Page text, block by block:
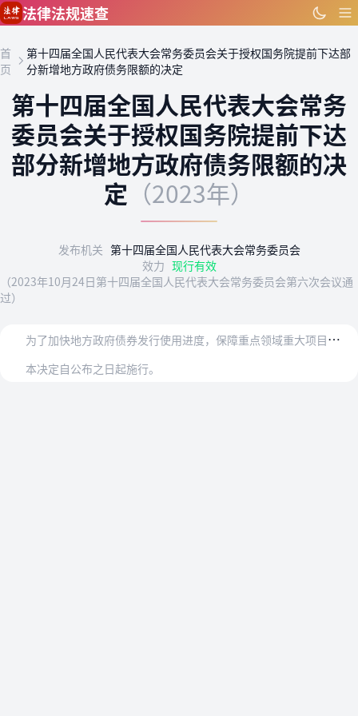
跳到主要内容
法律法规速查
首
页
第十四届全国人民代表大会常务委员会关于授权国务院提前下达部
分新增地方政府债务限额的决定
第十四届全国人民代表大会常务
委员会关于授权国务院提前下达
部分新增地方政府债务限额的决
定 （2023年）
发布机关 第十四届全国人民代表大会常务委员会
效力 现行有效
（2023年10月24日第十四届全国人民代表大会常务委员会第六次会议通
过）
为
了加快地方政府债券发行使用进度，保障重点领域重大项目资金需求，发挥政府债券资金对稳投资、扩内需、补短板的重要作用，推动经济运行持续健康发展，第十四届全国人民代…
本决定自公布之日起施行。